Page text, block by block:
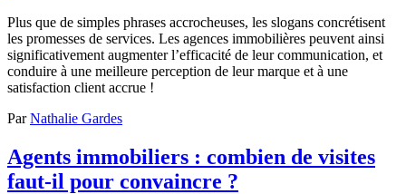
Plus que de simples phrases accrocheuses, les slogans concrétisent
les promesses de services. Les agences immobilières peuvent ainsi
significativement augmenter l’efficacité de leur communication, et
conduire à une meilleure perception de leur marque et à une
satisfaction client accrue !
ParNathalie Gardes
Agents immobiliers : combien de visites
faut-il pour convaincre ?